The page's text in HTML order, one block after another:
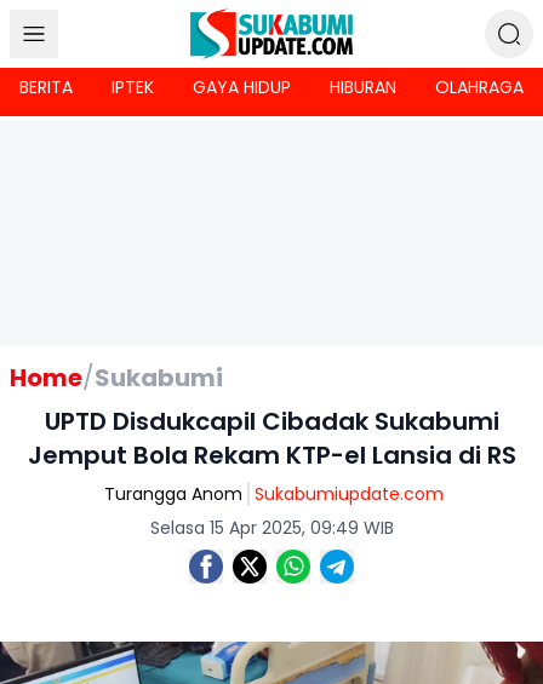
BERITA IPTEK GAYA HIDUP HIBURAN OLAHRAGA
Home/Sukabumi
UPTD Disdukcapil Cibadak Sukabumi
Jemput Bola Rekam KTP-el Lansia di RS
Turangga Anom Sukabumiupdate.com
Selasa 15 Apr 2025, 09:49 WIB